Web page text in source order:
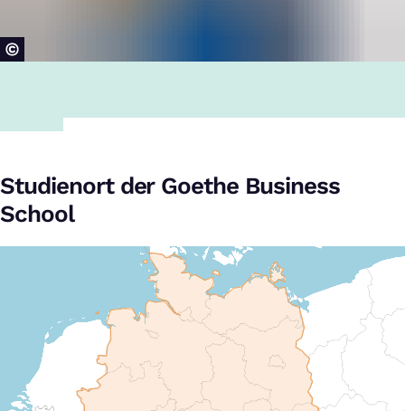
Studienort der Goethe Business
School